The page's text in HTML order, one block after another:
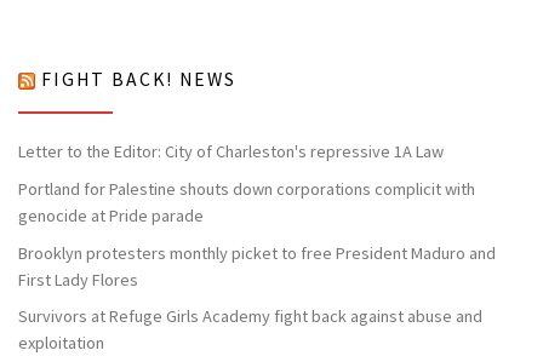
FIGHT BACK! NEWS
Letter to the Editor: City of Charleston's repressive 1A Law
Portland for Palestine shouts down corporations complicit with
genocide at Pride parade
Brooklyn protesters monthly picket to free President Maduro and
First Lady Flores
Survivors at Refuge Girls Academy fight back against abuse and
exploitation